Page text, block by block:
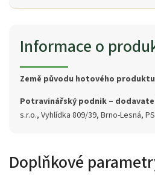
Informace o
Země původu hotového
Potravinářský podnik –
s.r.o., Vyhlídka 809/39, Brno-Lesná,
Doplňkové